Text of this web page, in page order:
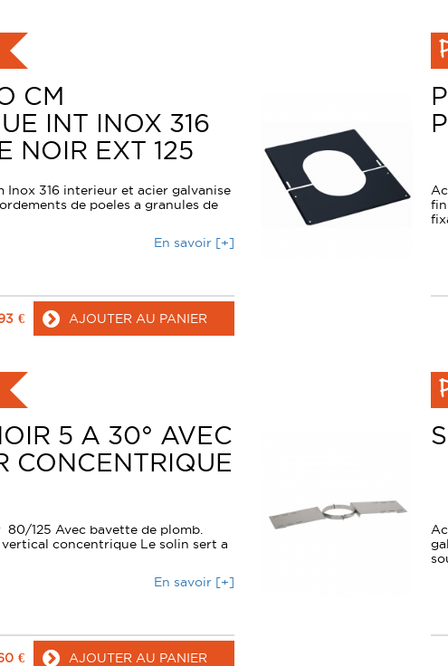
CM
INT INOX 316
NOIR EXT 125
316 interieur et acier galvanise
de poeles a granules de
En savoir [+]
€ AJOUTER AU PANIER
5 A 30° AVEC
CONCENTRIQUE
125 Avec bavette de plomb.
concentrique Le solin sert a
En savoir [+]
€ AJOUTER AU PANIER